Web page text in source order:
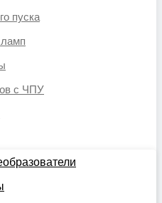
пуска
с ЧПУ